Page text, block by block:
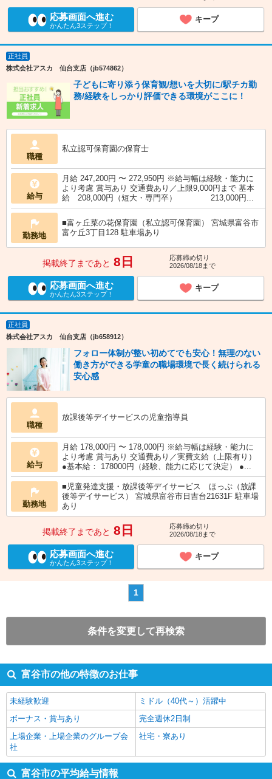
応募画面へ進む
かんたん3ステップ！
キープ
正社員
株式会社アスカ 仙台支店（jb574862）
子どもに寄り添う保育観/想いを大切に/駅チカ勤
務/経験をしっかり評価できる環境がここに！
職種
私立認可保育園の保育士
給与
月給 247,200円 〜 272,950円 ※給与幅は経験・能力に
より考慮 賞与あり 交通費あり／上限9,000円まで 基本
給 208,000円（短大・専門卒） 213,000円...
勤務地
■富ヶ丘菜の花保育園（私立認可保育園） 宮城県富谷市
富ケ丘3丁目128 駐車場あり
掲載終了まであと 8日
応募締め切り
2026/08/18まで
応募画面へ進む
かんたん3ステップ！
キープ
正社員
株式会社アスカ 仙台支店（jb658912）
フォロー体制が整い初めてでも安心！無理のない
働き方ができる学童の職場環境で長く続けられる
安心感
職種
放課後等デイサービスの児童指導員
給与
月給 178,000円 〜 178,000円 ※給与幅は経験・能力に
より考慮 賞与あり 交通費あり／実費支給（上限有り）
●基本給： 178000円（経験、能力に応じて決定） ●...
勤務地
■児童発達支援・放課後等デイサービス ほっぷ（放課
後等デイサービス） 宮城県富谷市日吉台21631F 駐車場
あり
掲載終了まであと 8日
応募締め切り
2026/08/18まで
応募画面へ進む
かんたん3ステップ！
キープ
1
条件を変更して再検索
富谷市の他の特徴のお仕事
未経験歓迎
ミドル（40代～）活躍中
ボーナス・賞与あり
完全週休2日制
上場企業・上場企業のグループ会
社
社宅・寮あり
富谷市の平均給与情報